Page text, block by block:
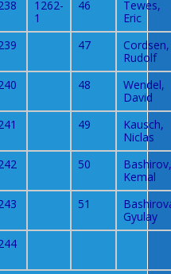
1262-
1
46
Tewes,
Eric
47
Cordsen,
Rudolf
48
Wendel,
David
49
Kausch,
Niclas
50
Bashirov,
Kemal
51
Gyulay